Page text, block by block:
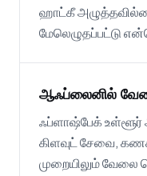
ஹாட்கீ
மேலெழுதப்பட்டு
ஆஃப்லைனில்
ஃப்ளாஷ்பேக்
கிளவுட் சேவை,
முறையிலும் வேலை